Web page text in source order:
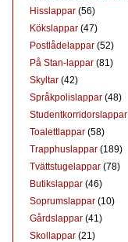
Hisslappar (56)
Kökslappar (47)
Postlådelappar (52)
På Stan-lappar (81)
Skyltar (42)
Språkpolislappar (48)
Studentkorridorslappar
Toalettlappar (58)
Trapphuslappar (189)
Tvättstugelappar (78)
Butikslappar (46)
Soprumslappar (10)
Gårdslappar (41)
Skollappar (21)